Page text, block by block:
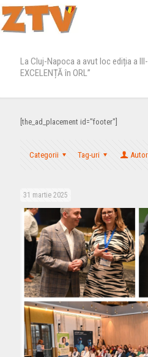
La Cluj-Napoca a avut loc ediția a III-
EXCELENȚĂ în ORL”
[the_ad_placement id="footer"]
Categorii Tag-uri
31 martie 2025